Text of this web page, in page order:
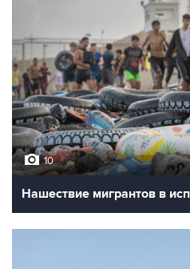
10
Нашествие мигрантов в